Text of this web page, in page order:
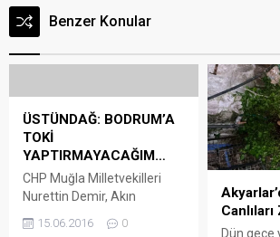
Benzer Konular
ÜSTÜNDAĞ: BODRUM’A
TOKİ
YAPTIRMAYACAĞIM…
CHP Muğla Milletvekilleri
Nurettin Demir, Akın
Aldan, Bodrum İlçe
15.06.2016 0
Dün gece